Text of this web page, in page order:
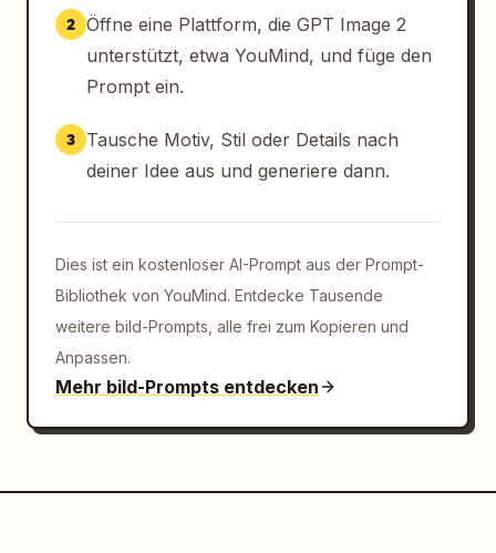
2 Öffne eine Plattform, die GPT Image 2
unterstützt, etwa YouMind, und füge den
Prompt ein.
3
Tausche Motiv, Stil oder Details nach
deiner Idee aus und generiere dann.
Dies ist ein kostenloser AI-Prompt aus der Prompt-
Bibliothek von YouMind. Entdecke Tausende
weitere bild-Prompts, alle frei zum Kopieren und
Anpassen.
Mehr bild-Prompts entdecken